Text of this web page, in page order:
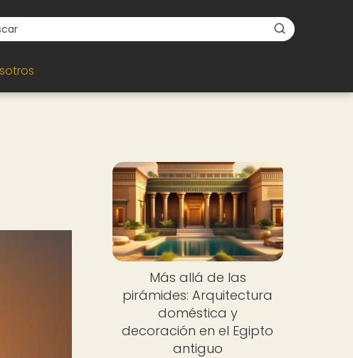
Más allá de las
pirámides: Arquitectura
doméstica y
decoración en el Egipto
antiguo